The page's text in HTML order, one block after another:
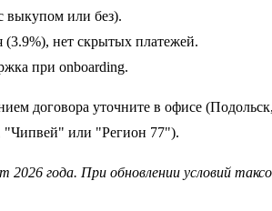
выкупом или без).
нет скрытых платежей.
при onboarding.
договора уточните в офисе
"Чипвей" или "Регион 77").
2026 года. При обновлении условий